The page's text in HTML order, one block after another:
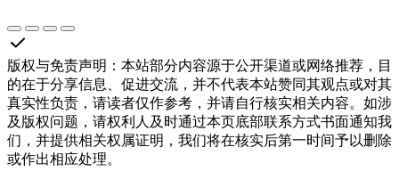
版权与免责声明 ： 本站部分内容源于公开渠道或网络推荐，目
的在于分享信息、促进交流，并不代表本站赞同其观点或对其
真实性负责，请读者仅作参考，并请自行核实相关内容。如涉
及版权问题，请权利人及时通过本页底部联系方式书面通知我
们，并提供相关权属证明，我们将在核实后第一时间予以删除
或作出相应处理。